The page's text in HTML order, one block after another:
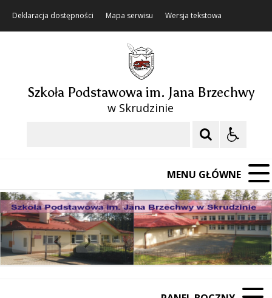
Deklaracja dostępności Mapa serwisu Wersja tekstowa
Szkoła Podstawowa im. Jana Brzechwy
w Skrudzinie
MENU GŁÓWNE
Poprzedni Element
Następny Element
❚❚